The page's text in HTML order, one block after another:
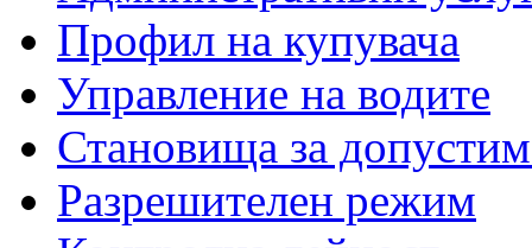
Профил на купувача
Управление на водите
Становища за
Разрешителен режим